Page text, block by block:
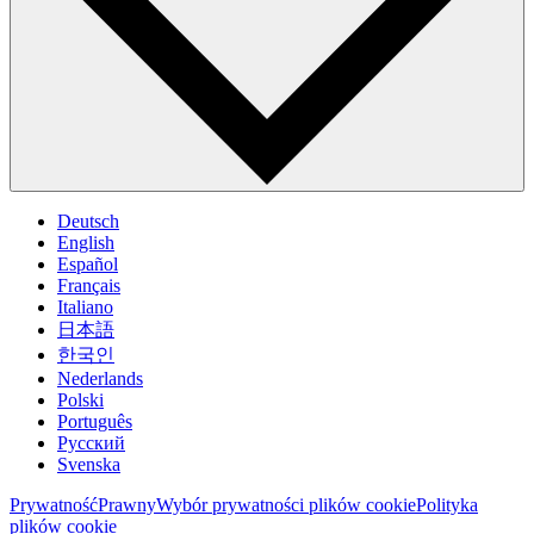
Deutsch
English
Español
Français
Italiano
日本語
한국인
Nederlands
Polski
Português
Pусский
Svenska
PrywatnośćPrawnyWybór prywatności plików cookiePolityka
plików cookie